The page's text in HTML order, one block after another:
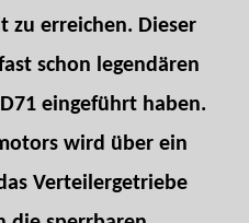
zu erreichen. Dieser
schon legendären
eingeführt haben.
wird über ein
Verteilergetriebe